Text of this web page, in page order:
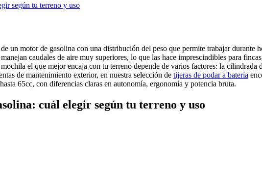
según tu terreno y uso
un motor de gasolina con una distribución del peso que permite trabajar durante
caudales de aire muy superiores, lo que las hace imprescindibles para
el que mejor encaja con tu terreno depende de varios factores: la
de mantenimiento exterior, en nuestra selección de tijeras de podar a batería
65cc, con diferencias claras en autonomía, ergonomía y potencia bruta.
cuál elegir según tu terreno y uso